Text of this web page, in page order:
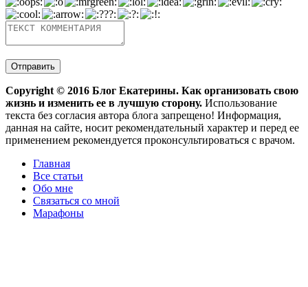
Copyright © 2016 Блог Екатерины. Как организовать свою
жизнь и изменить ее в лучшую сторону. Использование
текста без согласия автора блога запрещено! Информация,
данная на сайте, носит рекомендательный характер и перед ее
применением рекомендуется проконсультироваться с врачом.
Главная
Все статьи
Обо мне
Связаться со мной
Марафоны